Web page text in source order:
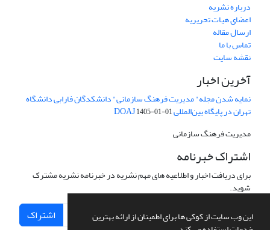
این وب سایت از کوکی ها برای اطمینان از ارائه بهترین
درباره نشریه
اعضای هیات تحریریه
ارسال مقاله
تماس با ما
نقشه سایت
آخرین اخبار
نمایه شدن مجله" مدیریت فرهنگ سازمانی" دانشکدگان فارابی دانشگاه
تهران در پایگاه بین‌المللی DOAJ1405-01-01
مدیریت فرهنگ سازمانی
اشتراک خبرنامه
برای دریافت اخبار و اطلاعیه های مهم نشریه در خبرنامه نشریه مشترک
شوید.
اشتراک